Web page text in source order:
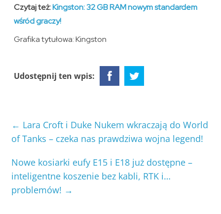
Czytaj też:Kingston: 32 GB RAM nowym standardem
wśród graczy!
Grafika tytułowa: Kingston
Udostępnij ten wpis:
← Lara Croft i Duke Nukem wkraczają do World
of Tanks – czeka nas prawdziwa wojna legend!
Nowe kosiarki eufy E15 i E18 już dostępne –
inteligentne koszenie bez kabli, RTK i…
problemów! →